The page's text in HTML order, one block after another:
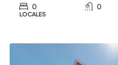
0 0
LOCALES